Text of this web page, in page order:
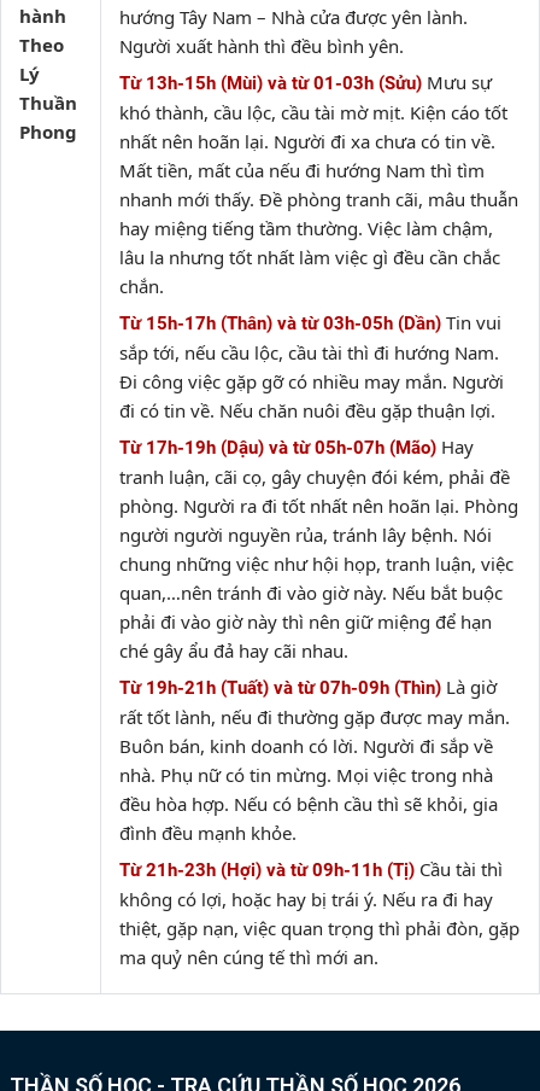
hành
Theo
Lý
Thuần
Phong
hướng Tây Nam – Nhà cửa được yên lành.
Người xuất hành thì đều bình yên.
Từ 13h-15h (Mùi) và từ 01-03h (Sửu) Mưu sự
khó thành, cầu lộc, cầu tài mờ mịt. Kiện cáo tốt
nhất nên hoãn lại. Người đi xa chưa có tin về.
Mất tiền, mất của nếu đi hướng Nam thì tìm
nhanh mới thấy. Đề phòng tranh cãi, mâu thuẫn
hay miệng tiếng tầm thường. Việc làm chậm,
lâu la nhưng tốt nhất làm việc gì đều cần chắc
chắn.
Từ 15h-17h (Thân) và từ 03h-05h (Dần) Tin vui
sắp tới, nếu cầu lộc, cầu tài thì đi hướng Nam.
Đi công việc gặp gỡ có nhiều may mắn. Người
đi có tin về. Nếu chăn nuôi đều gặp thuận lợi.
Từ 17h-19h (Dậu) và từ 05h-07h (Mão) Hay
tranh luận, cãi cọ, gây chuyện đói kém, phải đề
phòng. Người ra đi tốt nhất nên hoãn lại. Phòng
người người nguyền rủa, tránh lây bệnh. Nói
chung những việc như hội họp, tranh luận, việc
quan,…nên tránh đi vào giờ này. Nếu bắt buộc
phải đi vào giờ này thì nên giữ miệng để hạn
ché gây ẩu đả hay cãi nhau.
Từ 19h-21h (Tuất) và từ 07h-09h (Thìn) Là giờ
rất tốt lành, nếu đi thường gặp được may mắn.
Buôn bán, kinh doanh có lời. Người đi sắp về
nhà. Phụ nữ có tin mừng. Mọi việc trong nhà
đều hòa hợp. Nếu có bệnh cầu thì sẽ khỏi, gia
đình đều mạnh khỏe.
Từ 21h-23h (Hợi) và từ 09h-11h (Tị) Cầu tài thì
không có lợi, hoặc hay bị trái ý. Nếu ra đi hay
thiệt, gặp nạn, việc quan trọng thì phải đòn, gặp
ma quỷ nên cúng tế thì mới an.
THẦN SỐ HỌC - TRA CỨU THẦN SỐ HỌC 2026